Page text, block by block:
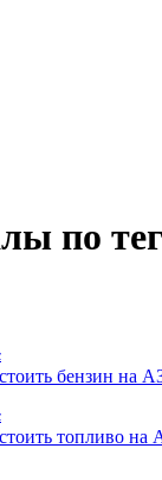
по
бензин на
топливо на